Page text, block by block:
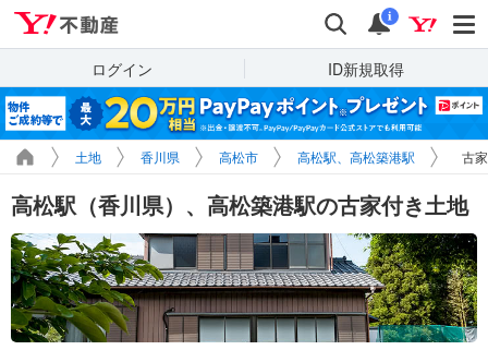
検索 通知
i
ログイン ID新規取得
土地 香川県 高松市 高松駅、高松築港駅 古
高松駅（香川県）、高松築港駅の古家付き土地